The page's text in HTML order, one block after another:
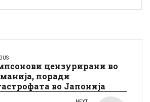
цензурирани во
поради
во Јапонија